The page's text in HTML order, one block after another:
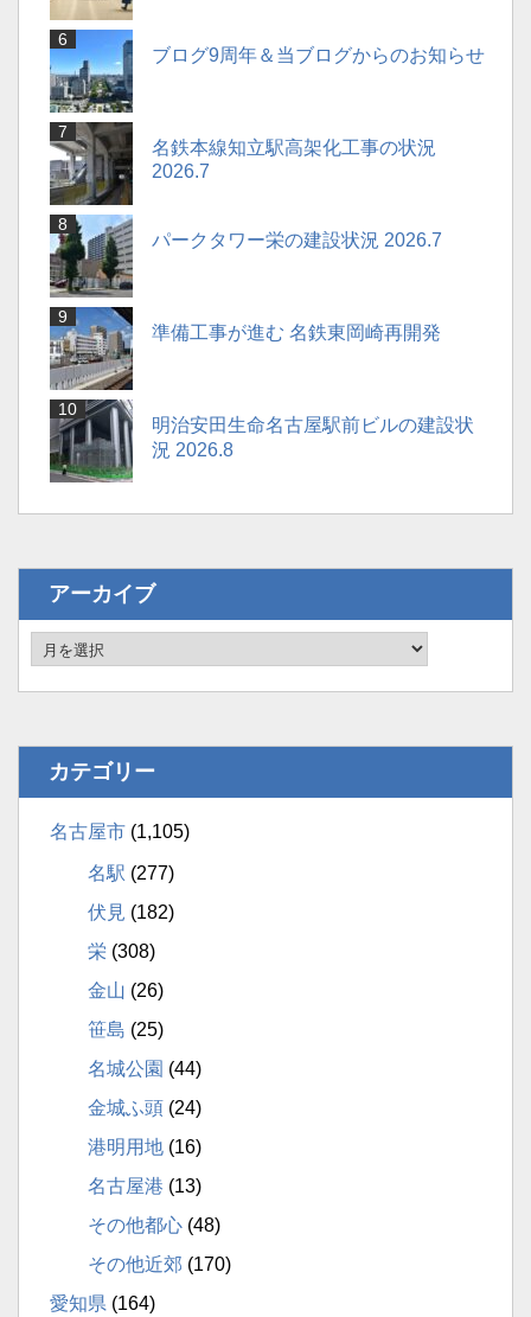
ブログ9周年＆当ブログからのお知らせ
名鉄本線知立駅高架化工事の状況
2026.7
パークタワー栄の建設状況 2026.7
準備工事が進む 名鉄東岡崎再開発
明治安田生命名古屋駅前ビルの建設状
況 2026.8
アーカイブ
カテゴリー
名古屋市 (1,105)
名駅 (277)
伏見 (182)
栄 (308)
金山 (26)
笹島 (25)
名城公園 (44)
金城ふ頭 (24)
港明用地 (16)
名古屋港 (13)
その他都心 (48)
その他近郊 (170)
愛知県 (164)